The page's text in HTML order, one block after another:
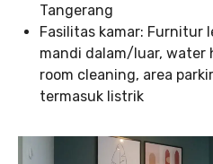
Tangerang
Fasilitas kamar: Furnitur
mandi dalam/luar, water
room cleaning, area
termasuk listrik